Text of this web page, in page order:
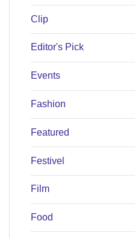
Clip
Editor's Pick
Events
Fashion
Featured
Festivel
Film
Food